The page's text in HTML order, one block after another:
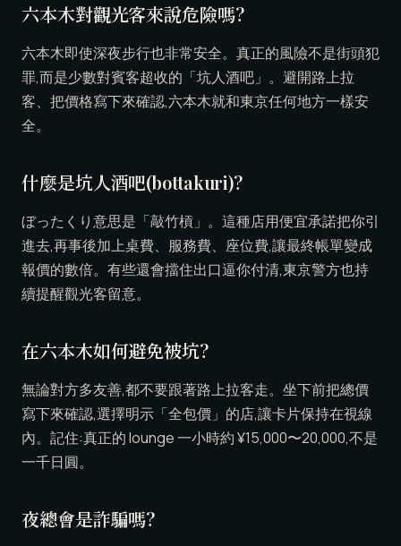
六本木對觀光客來說危險嗎?
六本木即使深夜步行也非常安全。真正的風險不是街頭犯
罪,而是少數對賓客超收的「坑人酒吧」。避開路上拉
客、把價格寫下來確認,六本木就和東京任何地方一樣安
全。
什麼是坑人酒吧(bottakuri)?
ぼったくり意思是「敲竹槓」。這種店用便宜承諾把你引
進去,再事後加上桌費、服務費、座位費,讓最終帳單變成
報價的數倍。有些還會擋住出口逼你付清,東京警方也持
續提醒觀光客留意。
在六本木如何避免被坑?
無論對方多友善,都不要跟著路上拉客走。坐下前把總價
寫下來確認,選擇明示「全包價」的店,讓卡片保持在視線
內。記住:真正的 lounge 一小時約 ¥15,000〜20,000,不是
一千日圓。
夜總會是詐騙嗎?